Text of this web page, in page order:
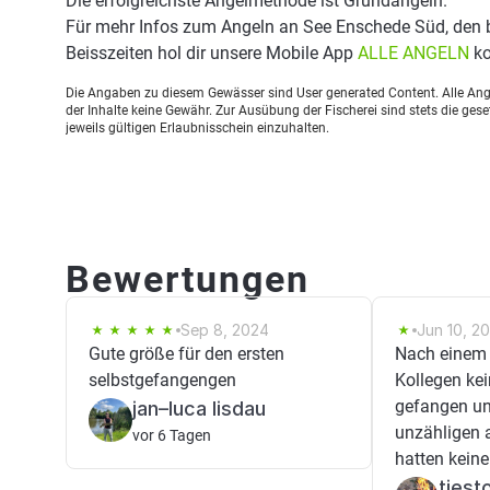
Für mehr Infos zum Angeln an See Enschede Süd,
Beisszeiten hol dir unsere Mobile App ALLE ANGELN
Die Angaben zu diesem Gewässer sind User generated Content. Alle
der Inhalte keine Gewähr. Zur Ausübung der Fischerei sind stets die
jeweils gültigen Erlaubnisschein einzuhalten.
Bewertungen
Sep 8, 2024
Gute größe für den ersten
selbstgefangengen
jan–luca lisdau
vor 6 Tagen
Jun 10,
Nach
Kollegen
gefangen
unzähligen
hatten